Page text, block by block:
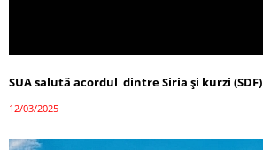
SUA salută acordul dintre Siria și kurzi (SDF)
12/03/2025